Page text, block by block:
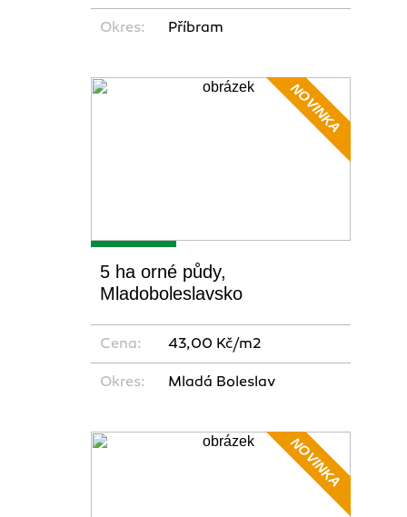
Okres: Příbram
NOVINKA
5 ha orné půdy,
Mladoboleslavsko
Cena: 43,00 Kč/m2
Okres: Mladá Boleslav
NOVINKA